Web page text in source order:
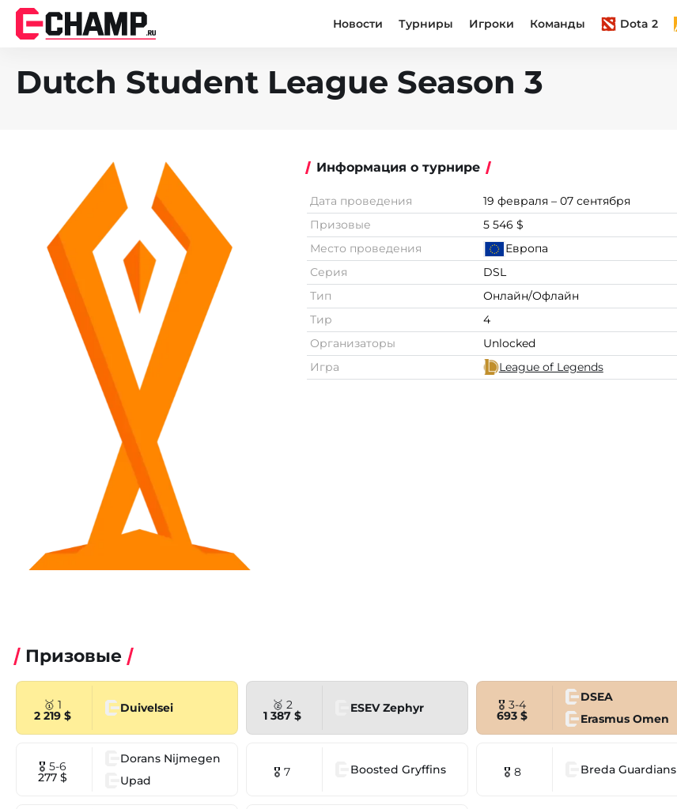
Новости Турниры Игроки Команды Dota 2
Dutch Student League Season 3
Информация о турнире
Дата проведения
19 февраля – 07 сентября
Призовые
5 546 $
Место проведения
Европа
Серия
DSL
Тип
Онлайн/Офлайн
Тир
4
Организаторы
Unlocked
Игра
League of Legends
Призовые
🥇 1
2 219 $
Duivelsei 🥈 2
1 387 $
ESEV Zephyr 🎖 3-4
693 $
DSEA
Erasmus Omen
🎖 5-6
277 $
Dorans Nijmegen
Upad
🎖 7 Boosted Gryffins 🎖 8 Breda Guardians